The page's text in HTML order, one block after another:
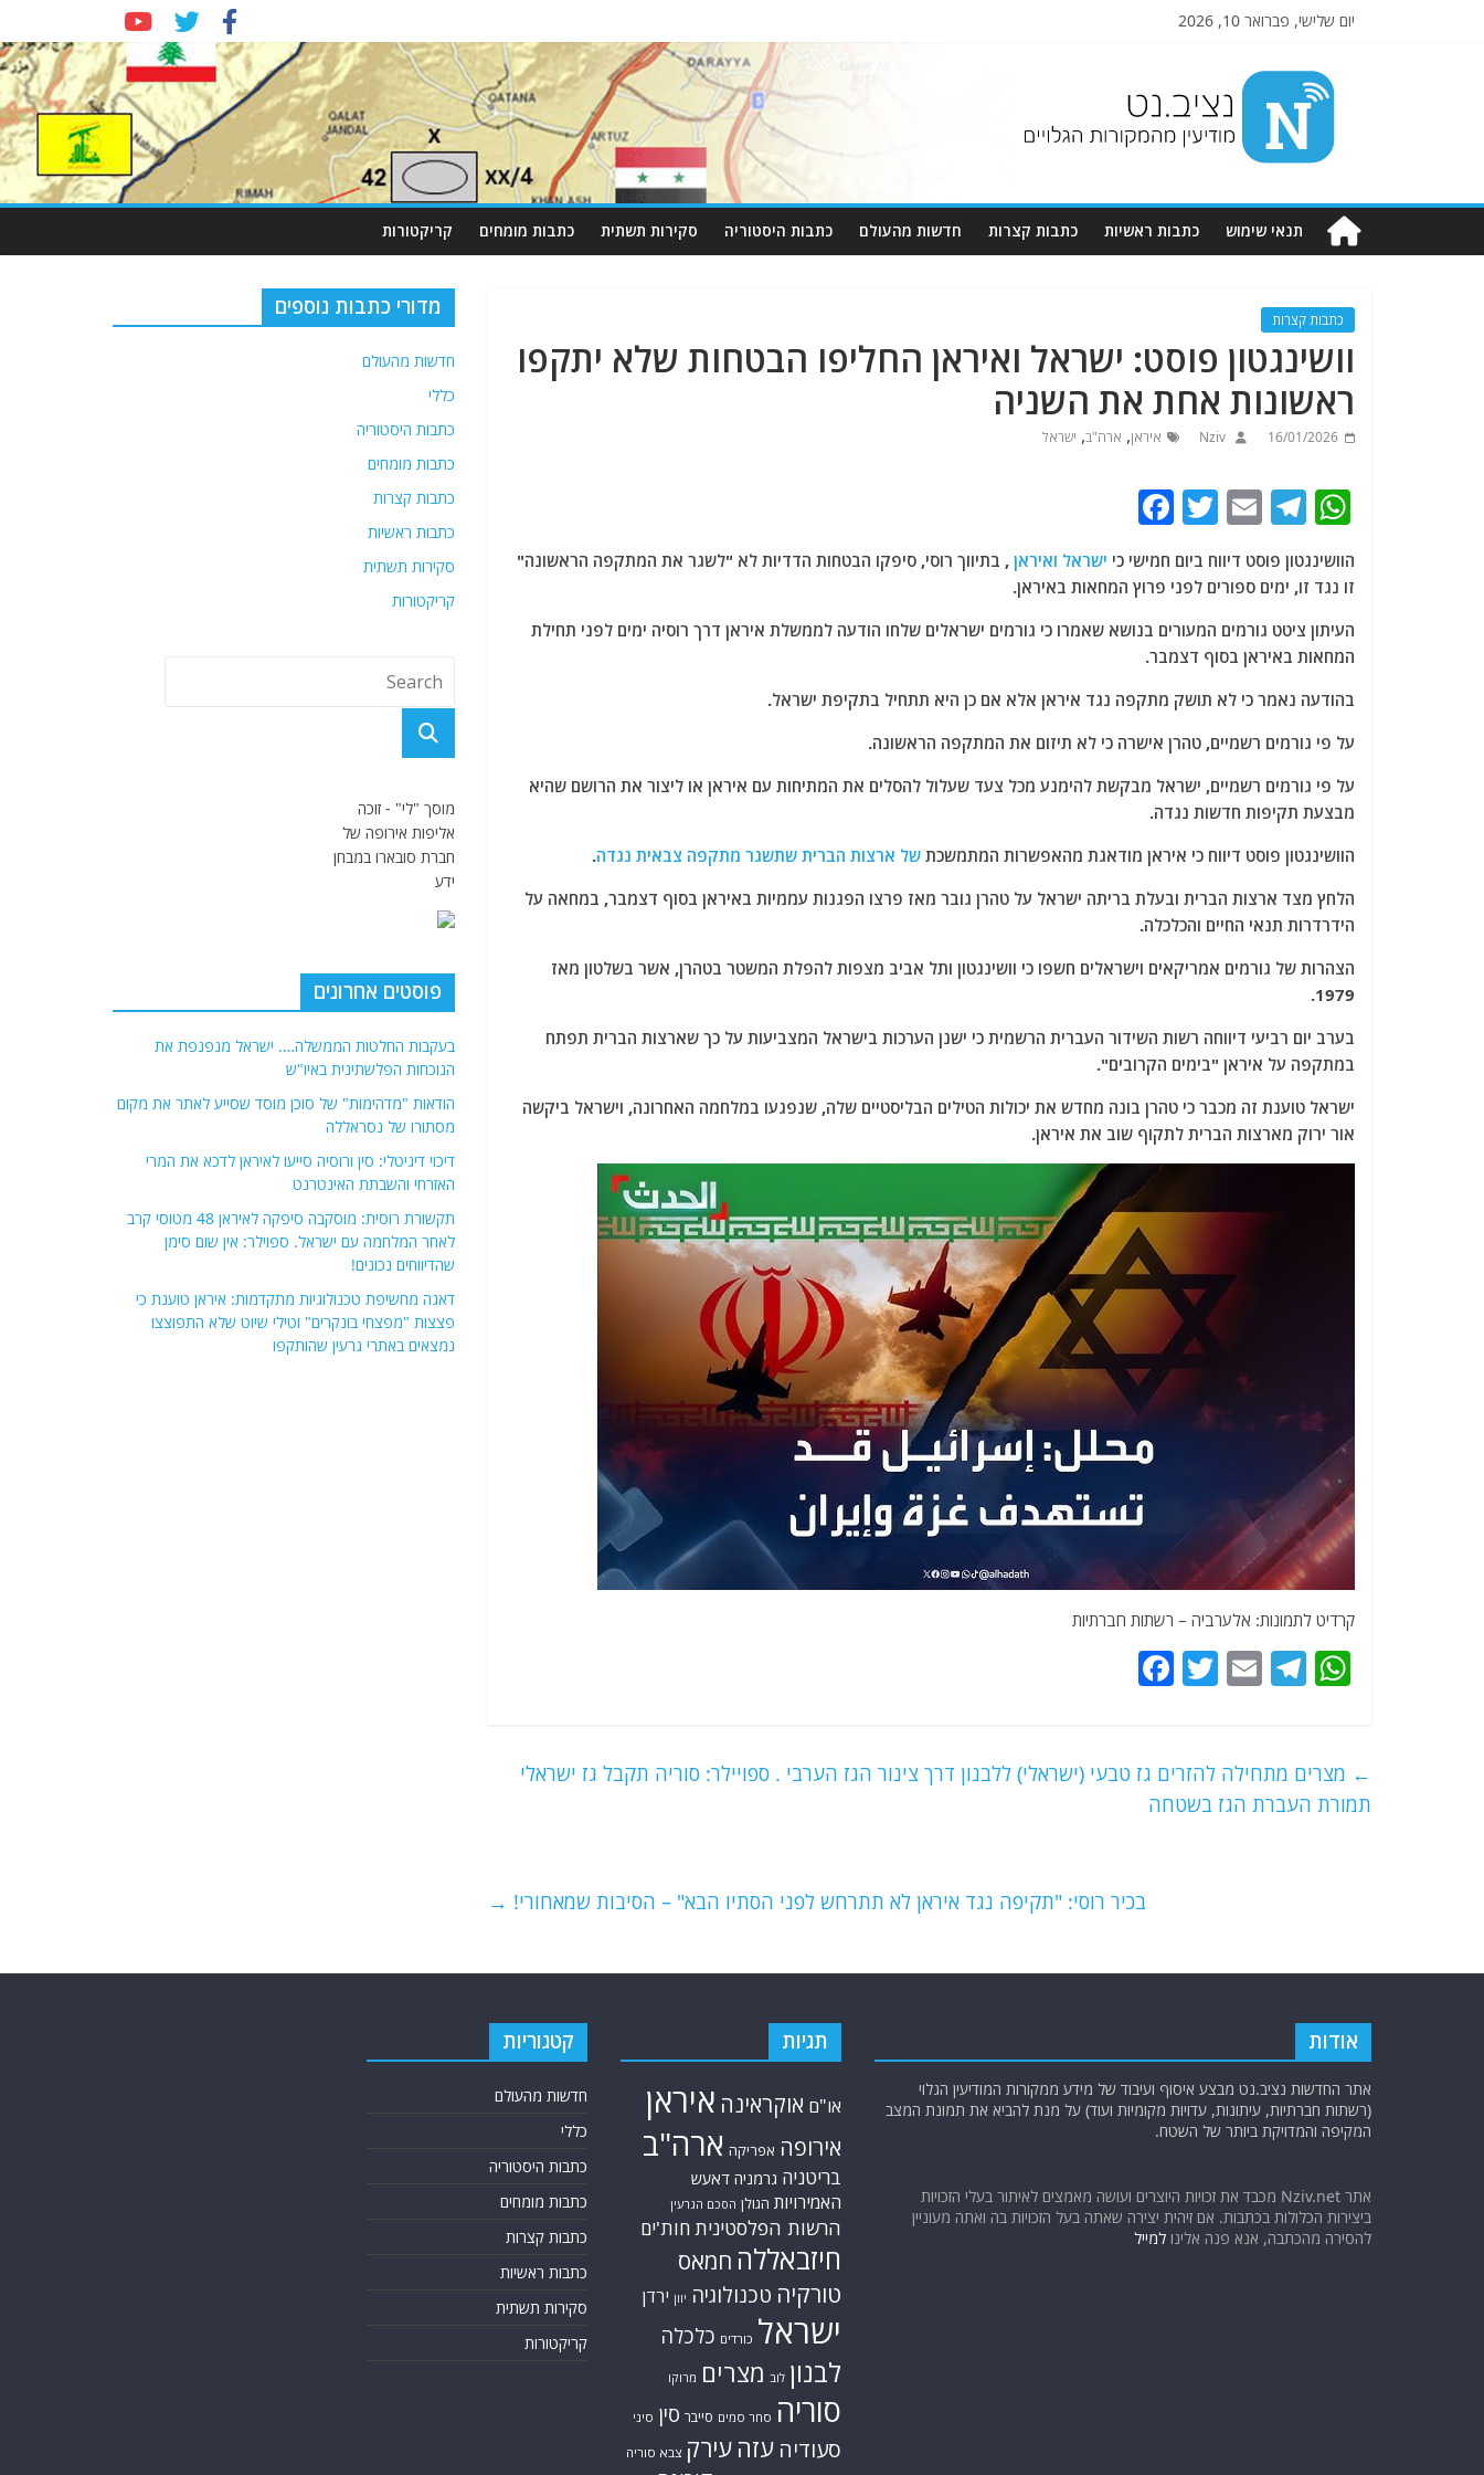
יום שלישי, פברואר 10, 2026
Nziv.net
מודיעין
מהמקורות
תנאי שימוש כתבות ראשיות כתבות קצרות חדשות מהעולם כתבות היסטוריה סקירות תשתית כתבות מומחים קריקטורות
כתבות קצרות
וושינגטון פוסט: ישראל ואיראן החליפו הבטחות שלא יתקפו
ראשונות אחת את השניה
16/01/2026
Nziv איראן, ארה"ב, ישראל
W
at
s
A
p
p
T
e
g
ra
m
E
ai
l
T
itt
er
c
e
b
o
o
k
הוושינגטון פוסט דיווח ביום חמישי כי ישראל ואיראן , בתיווך רוסי, סיפקו הבטחות הדדיות לא "לשגר את המתקפה הראשונה"
זו נגד זו, ימים ספורים לפני פרוץ המחאות באיראן.
העיתון ציטט גורמים המעורים בנושא שאמרו כי גורמים ישראלים שלחו הודעה לממשלת איראן דרך רוסיה ימים לפני תחילת
המחאות באיראן בסוף דצמבר.
בהודעה נאמר כי לא תושק מתקפה נגד איראן אלא אם כן היא תתחיל בתקיפת ישראל.
על פי גורמים רשמיים, טהרן אישרה כי לא תיזום את המתקפה הראשונה.
על פי גורמים רשמיים, ישראל מבקשת להימנע מכל צעד שעלול להסלים את המתיחות עם איראן או ליצור את הרושם שהיא
מבצעת תקיפות חדשות נגדה.
הוושינגטון פוסט דיווח כי איראן מודאגת מהאפשרות המתמשכת של ארצות הברית שתשגר מתקפה צבאית נגדה.
הלחץ מצד ארצות הברית ובעלת בריתה ישראל על טהרן גובר מאז פרצו הפגנות עממיות באיראן בסוף דצמבר, במחאה על
הידרדרות תנאי החיים והכלכלה.
הצהרות של גורמים אמריקאים וישראלים חשפו כי וושינגטון ותל אביב מצפות להפלת המשטר בטהרן, אשר בשלטון מאז
1979.
בערב יום רביעי דיווחה רשות השידור העברית הרשמית כי ישנן הערכות בישראל המצביעות על כך שארצות הברית תפתח
במתקפה על איראן "בימים הקרובים".
ישראל טוענת זה מכבר כי טהרן בונה מחדש את יכולות הטילים הבליסטיים שלה, שנפגעו במלחמה האחרונה, וישראל ביקשה
אור ירוק מארצות הברית לתקוף שוב את איראן.
קרדיט לתמונות: אלערביה – רשתות חברתיות
W
s
A
T
g
ra
E
l
T
er
e
k
← מצרים מתחילה להזרים גז טבעי (ישראלי) ללבנון דרך צינור הגז הערבי . ספויילר: סוריה תקבל גז ישראלי
תמורת העברת הגז בשטחה
בכיר רוסי: "תקיפה נגד איראן לא תתרחש לפני הסתיו הבא" – הסיבות שמאחורי! →
מדורי כתבות נוספים
חדשות מהעולם
כללי
כתבות היסטוריה
כתבות מומחים
כתבות קצרות
כתבות ראשיות
סקירות תשתית
קריקטורות
מוסך "לי" - זוכה
אליפות אירופה של
חברת סובארו במבחן
ידע
פוסטים אחרונים
בעקבות החלטות הממשלה…. ישראל מנפנפת את
הנוכחות הפלשתינית באיו"ש
הודאות "מדהימות" של סוכן מוסד שסייע לאתר את מקום
מסתורו של נסראללה
דיכוי דיגיטלי: סין ורוסיה סייעו לאיראן לדכא את המרי
האזרחי והשבתת האינטרנט
תקשורת רוסית: מוסקבה סיפקה לאיראן 48 מטוסי קרב
לאחר המלחמה עם ישראל. ספוילר: אין שום סימן
שהדיווחים נכונים!
דאגה מחשיפת טכנולוגיות מתקדמות: איראן טוענת כי
פצצות "מפצחי בונקרים" וטילי שיוט שלא התפוצצו
נמצאים באתרי גרעין שהותקפו
אודות
אתר החדשות נציב.נט מבצע איסוף ועיבוד של מידע ממקורות המודיעין הגלוי
(רשתות חברתיות, עיתונות, עדויות מקומיות ועוד) על מנת להביא את תמונת המצב
המקיפה והמדויקת ביותר של השטח.
אתר Nziv.net מכבד את זכויות היוצרים ועושה מאמצים לאיתור בעלי הזכויות
ביצירות הכלולות בכתבות. אם זיהית יצירה שאתה בעל הזכויות בה ואתה מעוניין
להסירה מהכתבה, אנא פנה אלינו למייל
תגיות
או"ם אוקראינה איראן
אירופה אפריקה ארה"ב
בריטניה גרמניה דאעש
האמירויות הגולן הסכם הגרעין
הרשות הפלסטינית חות'ים
חיזבאללה חמאס
טורקיה טכנולוגיה יוון ירדן
ישראל כורדים כלכלה
לבנון לוב מצרים מרוקו
סוריה סחר סמים סייבר סין סיני
סעודיה עזה עירק צבא סוריה
קטגוריות
חדשות מהעולם
כללי
כתבות היסטוריה
כתבות מומחים
כתבות קצרות
כתבות ראשיות
סקירות תשתית
קריקטורות